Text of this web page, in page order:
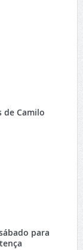
de Camilo
para